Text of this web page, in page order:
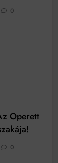
0
Operett
0